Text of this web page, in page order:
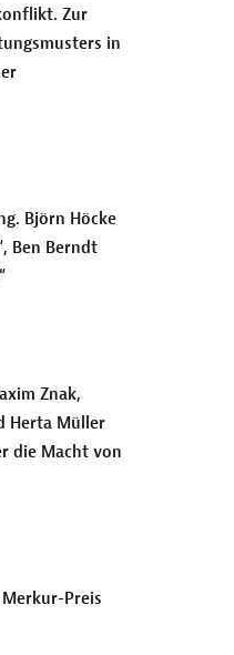
Zur
in
Björn Höcke
Ben Berndt
Znak,
Herta Müller
die Macht von
Preis